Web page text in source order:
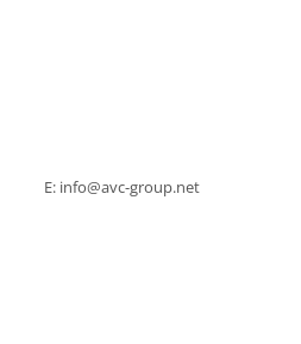
E: info@avc-group.net